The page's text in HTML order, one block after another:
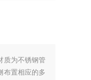
质为不锈钢管
布置相应的多